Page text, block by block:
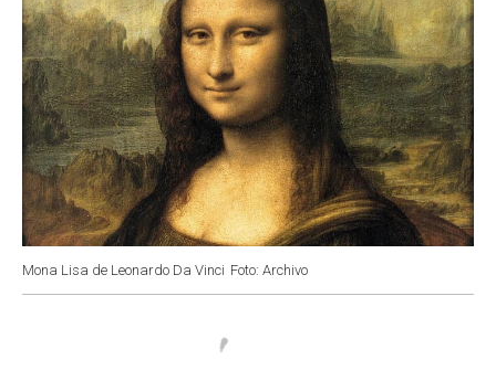
Mona Lisa de Leonardo Da Vinci Foto: Archivo